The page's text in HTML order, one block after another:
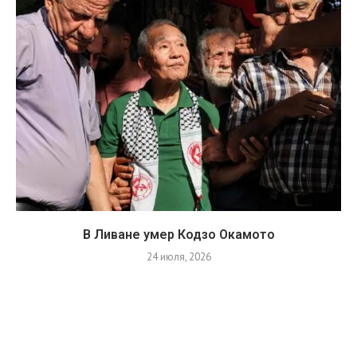
В Ливане умер Кодзо Окамото
24 июля, 2026